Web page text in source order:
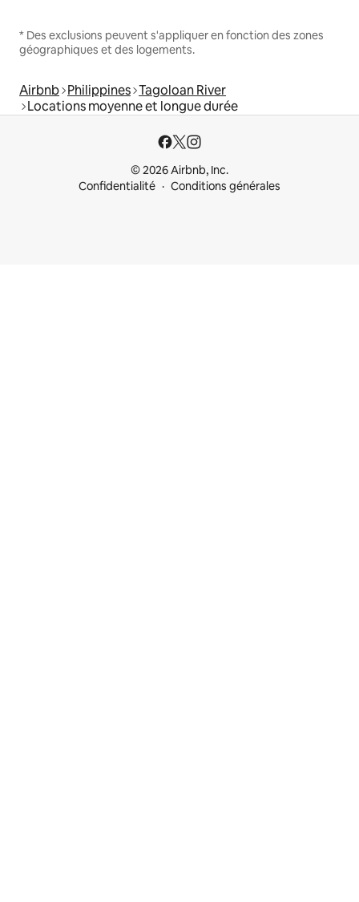
* Des exclusions peuvent s'appliquer en fonction des zones
géographiques et des logements.
Airbnb Philippines Tagoloan River
Locations moyenne et longue durée
© 2026 Airbnb, Inc.
Confidentialité
Conditions générales